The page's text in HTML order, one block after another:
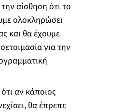
αίσθηση ότι το
ολοκληρώσει
και θα έχουμε
για την
αν κάποιος
θα έπρεπε